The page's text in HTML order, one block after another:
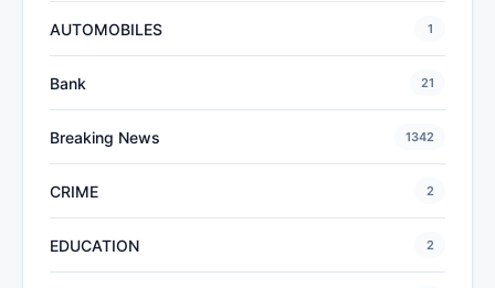
AUTOMOBILES 1
Bank 21
Breaking News 1342
CRIME 2
EDUCATION 2